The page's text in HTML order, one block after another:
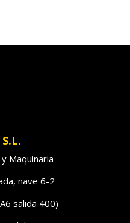
Maquinaria
nave 6-2
salida 400)